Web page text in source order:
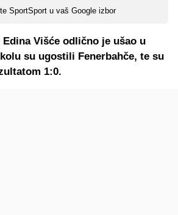
SportSport u vaš Google izbor
Edina Višće odlično je ušao u
su ugostili Fenerbahče, te su
1:0.